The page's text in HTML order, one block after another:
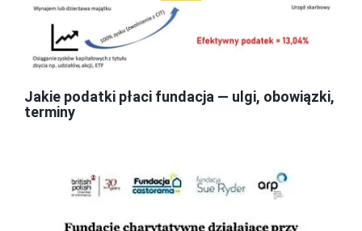
Jakie podatki płaci fundacja — ulgi, obowiązki,
terminy